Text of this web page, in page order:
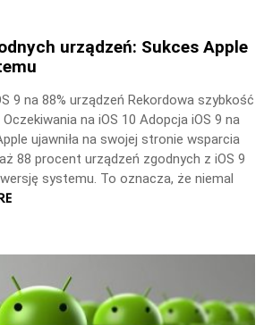
urządzeń: Sukces Apple
9 na 88% urządzeń Rekordowa szybkość
na iOS 10 Adopcja iOS 9 na
ujawniła na swojej stronie wsparcia
88 procent urządzeń zgodnych z iOS 9
systemu. To oznacza, że niemal